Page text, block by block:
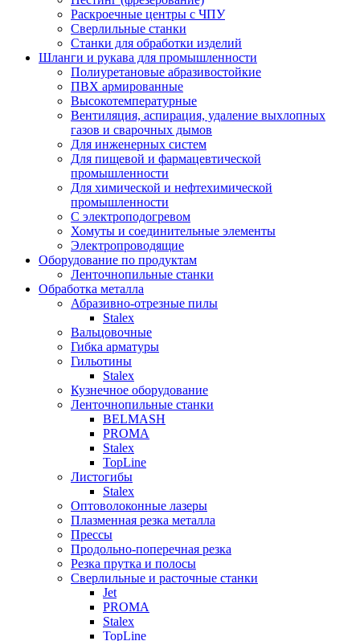
Раскроечные центры с ЧПУ
Сверлильные станки
Станки для обработки изделий
Шланги и рукава для промышленности
Полиуретановые абразивостойкие
ПВХ армированные
Высокотемпературные
Вентиляция, аспирация, удаление выхлопных
газов и сварочных дымов
Для инженерных систем
Для пищевой и фармацевтической
промышленности
Для химической и нефтехимической
промышленности
С электроподогревом
Хомуты и соединительные элементы
Электропроводящие
Оборудование по продуктам
Ленточнопильные станки
Обработка металла
Абразивно-отрезные пилы
Stalex
Вальцовочные
Гибка арматуры
Гильотины
Stalex
Кузнечное оборудование
Ленточнопильные станки
BELMASH
PROMA
Stalex
TopLine
Листогибы
Stalex
Оптоволоконные лазеры
Плазменная резка металла
Прессы
Продольно-поперечная резка
Резка прутка и полосы
Сверлильные и расточные станки
Jet
PROMA
Stalex
TopLine